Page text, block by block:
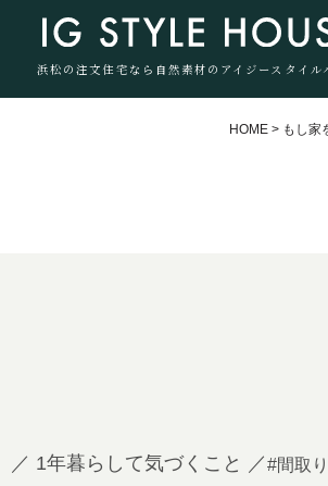
浜松の注文住宅なら自然素材のアイジースタイル
HOME > もし家
／ 1年暮らして気づくこと ／#間取り